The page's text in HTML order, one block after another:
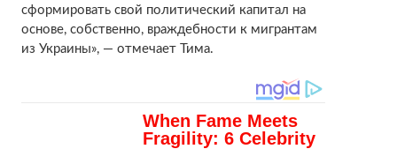
сформировать свой политический капитал на
основе, собственно, враждебности к мигрантам
из Украины», — отмечает Тима.